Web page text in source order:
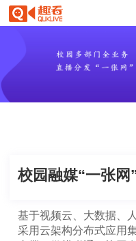
校园融媒“一张网
基于视频云、大数据、
采用云架构分布式应用